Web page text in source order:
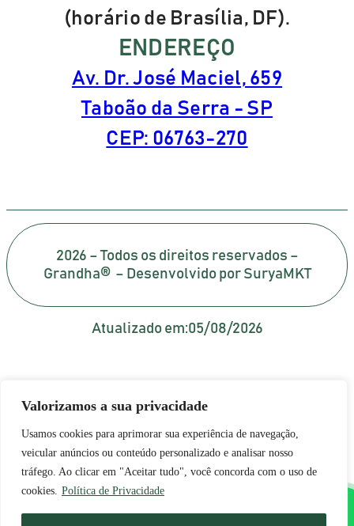
Valorizamos a sua privacidade
Usamos cookies para aprimorar sua experiência de navegação,
veicular anúncios ou conteúdo personalizado e analisar nosso
tráfego. Ao clicar em "Aceitar tudo", você concorda com o uso de
cookies. Política de Privacidade
(horário de Brasília, DF).
ENDEREÇO
Av. Dr. José Maciel, 659
Taboão da Serra - SP
CEP: 06763-270
2026 – Todos os direitos reservados –
Grandha® – Desenvolvido por SuryaMKT
Atualizado em:05/08/2026